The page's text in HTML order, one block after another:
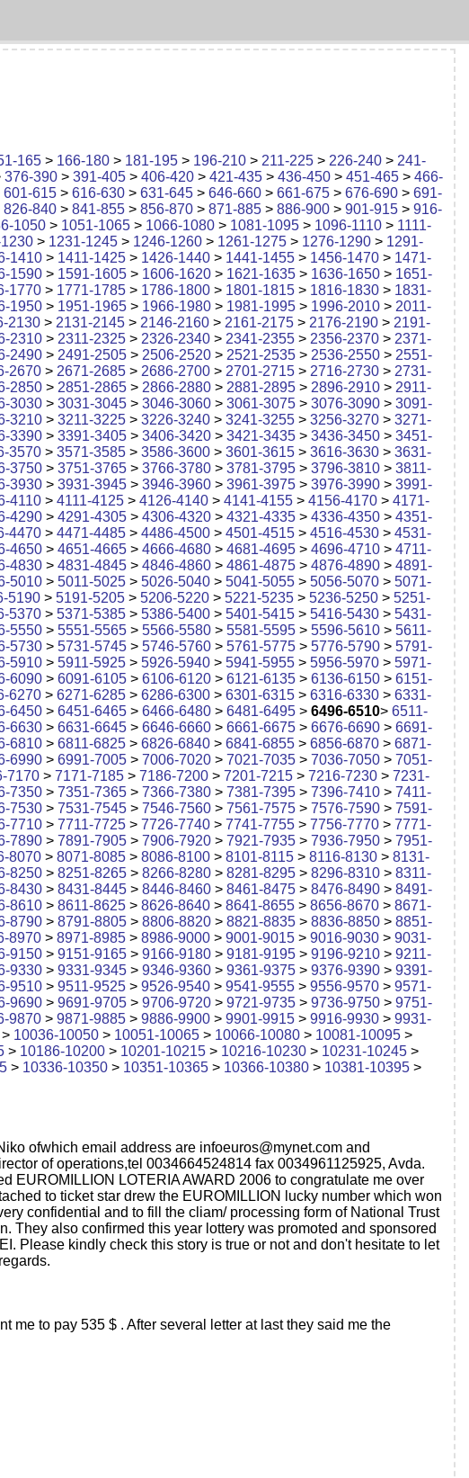
165 > 166-180 > 181-195 > 196-210 > 211-225 > 226-240 > 241-
376-390 > 391-405 > 406-420 > 421-435 > 436-450 > 451-465 > 466-
601-615 > 616-630 > 631-645 > 646-660 > 661-675 > 676-690 > 691-
826-840 > 841-855 > 856-870 > 871-885 > 886-900 > 901-915 > 916-
1050 > 1051-1065 > 1066-1080 > 1081-1095 > 1096-1110 > 1111-
> 1231-1245 > 1246-1260 > 1261-1275 > 1276-1290 > 1291-
1410 > 1411-1425 > 1426-1440 > 1441-1455 > 1456-1470 > 1471-
1590 > 1591-1605 > 1606-1620 > 1621-1635 > 1636-1650 > 1651-
1770 > 1771-1785 > 1786-1800 > 1801-1815 > 1816-1830 > 1831-
1950 > 1951-1965 > 1966-1980 > 1981-1995 > 1996-2010 > 2011-
2130 > 2131-2145 > 2146-2160 > 2161-2175 > 2176-2190 > 2191-
2310 > 2311-2325 > 2326-2340 > 2341-2355 > 2356-2370 > 2371-
2490 > 2491-2505 > 2506-2520 > 2521-2535 > 2536-2550 > 2551-
2670 > 2671-2685 > 2686-2700 > 2701-2715 > 2716-2730 > 2731-
2850 > 2851-2865 > 2866-2880 > 2881-2895 > 2896-2910 > 2911-
3030 > 3031-3045 > 3046-3060 > 3061-3075 > 3076-3090 > 3091-
3210 > 3211-3225 > 3226-3240 > 3241-3255 > 3256-3270 > 3271-
3390 > 3391-3405 > 3406-3420 > 3421-3435 > 3436-3450 > 3451-
3570 > 3571-3585 > 3586-3600 > 3601-3615 > 3616-3630 > 3631-
3750 > 3751-3765 > 3766-3780 > 3781-3795 > 3796-3810 > 3811-
3930 > 3931-3945 > 3946-3960 > 3961-3975 > 3976-3990 > 3991-
4110 > 4111-4125 > 4126-4140 > 4141-4155 > 4156-4170 > 4171-
4290 > 4291-4305 > 4306-4320 > 4321-4335 > 4336-4350 > 4351-
4470 > 4471-4485 > 4486-4500 > 4501-4515 > 4516-4530 > 4531-
4650 > 4651-4665 > 4666-4680 > 4681-4695 > 4696-4710 > 4711-
4830 > 4831-4845 > 4846-4860 > 4861-4875 > 4876-4890 > 4891-
5010 > 5011-5025 > 5026-5040 > 5041-5055 > 5056-5070 > 5071-
5190 > 5191-5205 > 5206-5220 > 5221-5235 > 5236-5250 > 5251-
5370 > 5371-5385 > 5386-5400 > 5401-5415 > 5416-5430 > 5431-
5550 > 5551-5565 > 5566-5580 > 5581-5595 > 5596-5610 > 5611-
5730 > 5731-5745 > 5746-5760 > 5761-5775 > 5776-5790 > 5791-
5910 > 5911-5925 > 5926-5940 > 5941-5955 > 5956-5970 > 5971-
6090 > 6091-6105 > 6106-6120 > 6121-6135 > 6136-6150 > 6151-
6270 > 6271-6285 > 6286-6300 > 6301-6315 > 6316-6330 > 6331-
6450 > 6451-6465 > 6466-6480 > 6481-6495 > 6496-6510> 6511-
6630 > 6631-6645 > 6646-6660 > 6661-6675 > 6676-6690 > 6691-
6810 > 6811-6825 > 6826-6840 > 6841-6855 > 6856-6870 > 6871-
6990 > 6991-7005 > 7006-7020 > 7021-7035 > 7036-7050 > 7051-
7170 > 7171-7185 > 7186-7200 > 7201-7215 > 7216-7230 > 7231-
7350 > 7351-7365 > 7366-7380 > 7381-7395 > 7396-7410 > 7411-
7530 > 7531-7545 > 7546-7560 > 7561-7575 > 7576-7590 > 7591-
7710 > 7711-7725 > 7726-7740 > 7741-7755 > 7756-7770 > 7771-
7890 > 7891-7905 > 7906-7920 > 7921-7935 > 7936-7950 > 7951-
8070 > 8071-8085 > 8086-8100 > 8101-8115 > 8116-8130 > 8131-
8250 > 8251-8265 > 8266-8280 > 8281-8295 > 8296-8310 > 8311-
8430 > 8431-8445 > 8446-8460 > 8461-8475 > 8476-8490 > 8491-
8610 > 8611-8625 > 8626-8640 > 8641-8655 > 8656-8670 > 8671-
8790 > 8791-8805 > 8806-8820 > 8821-8835 > 8836-8850 > 8851-
8970 > 8971-8985 > 8986-9000 > 9001-9015 > 9016-9030 > 9031-
9150 > 9151-9165 > 9166-9180 > 9181-9195 > 9196-9210 > 9211-
9330 > 9331-9345 > 9346-9360 > 9361-9375 > 9376-9390 > 9391-
9510 > 9511-9525 > 9526-9540 > 9541-9555 > 9556-9570 > 9571-
9690 > 9691-9705 > 9706-9720 > 9721-9735 > 9736-9750 > 9751-
9870 > 9871-9885 > 9886-9900 > 9901-9915 > 9916-9930 > 9931-
> 10036-10050 > 10051-10065 > 10066-10080 > 10081-10095 >
> 10186-10200 > 10201-10215 > 10216-10230 > 10231-10245 >
> 10336-10350 > 10351-10365 > 10366-10380 > 10381-10395 >
ofwhich email address are infoeuros@mynet.com and
of operations,tel 0034664524814 fax 0034961125925, Avda.
EUROMILLION LOTERIA AWARD 2006 to congratulate me over
to ticket star drew the EUROMILLION lucky number which won
confidential and to fill the cliam/ processing form of National Trust
They also confirmed this year lottery was promoted and sponsored
Please kindly check this story is true or not and don't hesitate to let
me to pay 535 $ . After several letter at last they said me the